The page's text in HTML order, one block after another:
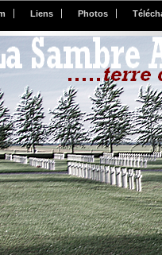
Liens Photos